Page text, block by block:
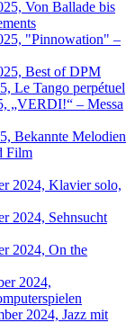
Von Ballade bis
"Pinnowation" –
Best of DPM
Le Tango perpétuel
„VERDI!“ – Messa
Bekannte Melodien
Film
2024, Klavier solo,
2024, Sehnsucht
2024, On the
2024,
2024, Jazz mit